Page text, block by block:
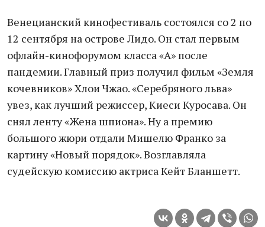
Венецианский кинофестиваль состоялся со 2 по
12 сентября на острове Лидо. Он стал первым
офлайн-кинофорумом класса «А» после
пандемии. Главный приз получил фильм «Земля
кочевников» Хлои Чжао. «Серебряного льва»
увез, как лучший режиссер, Киеси Куросава. Он
снял ленту «Жена шпиона». Ну а премию
большого жюри отдали Мишелю Франко за
картину «Новый порядок». Возглавляла
судейскую комиссию актриса Кейт Бланшетт.